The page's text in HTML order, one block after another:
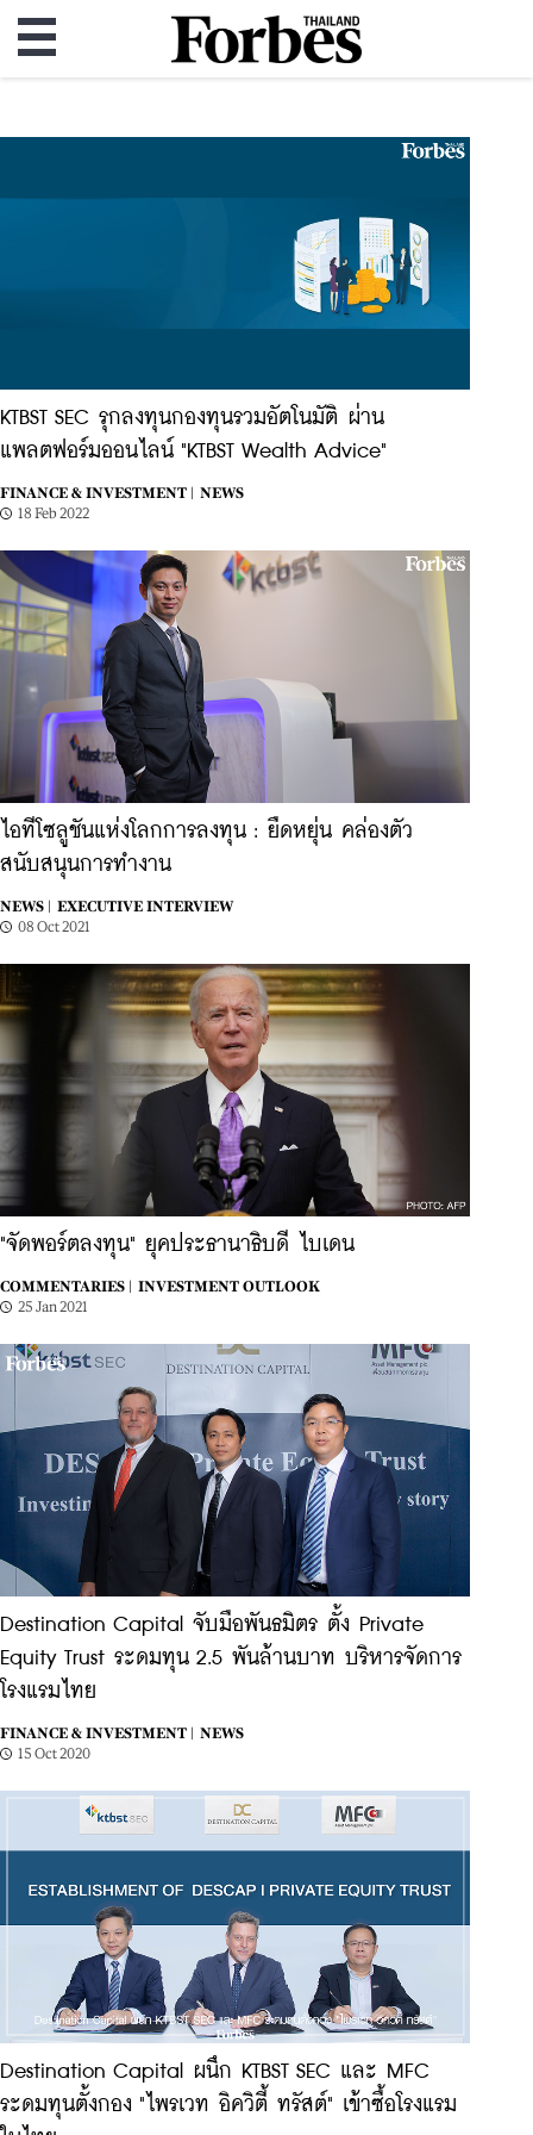
KTBST SEC รุกลงทุนกองทุนรวมอัตโนมัติ ผ่าน
แพลตฟอร์มออนไลน์ "KTBST Wealth Advice"
FINANCE & INVESTMENT |
NEWS
18 Feb 2022
ไอทีโซลูชันแห่งโลกการลงทุน : ยืดหยุ่น คล่องตัว
สนับสนุนการทำงาน
NEWS |
EXECUTIVE INTERVIEW
08 Oct 2021
"จัดพอร์ตลงทุน" ยุคประธานาธิบดี ไบเดน
COMMENTARIES |
INVESTMENT OUTLOOK
25 Jan 2021
Destination Capital จับมือพันธมิตร ตั้ง Private
Equity Trust ระดมทุน 2.5 พันล้านบาท บริหารจัดการ
โรงแรมไทย
FINANCE & INVESTMENT |
NEWS
15 Oct 2020
Destination Capital ผนึก KTBST SEC และ MFC
ระดมทุนตั้งกอง "ไพรเวท อิควิตี้ ทรัสต์" เข้าซื้อโรงแรม